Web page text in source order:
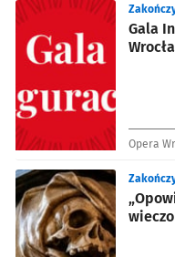
Gala
Opera